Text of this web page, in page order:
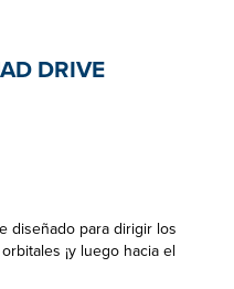
DRIVE
diseñado para dirigir los
¡y luego hacia el